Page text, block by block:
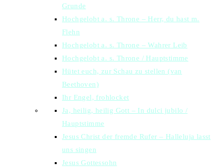
Grunde
Hochgelobt a. s. Throne – Herr, du hast m.
Flehn
Hochgelobt a. s. Throne – Wahrer Leib
Hochgelobt a. s. Throne / Hauptstimme
Hütet euch, zur Schau zu stellen (van
Beethoven)
Ihr Engel, frohlocket
Ja, heilig, heilig Gott – In dulci jubilo /
Hauptstimme
Jesus Christ der fremde Rufer – Halleluja lasst
uns singen
Jesus Gottessohn